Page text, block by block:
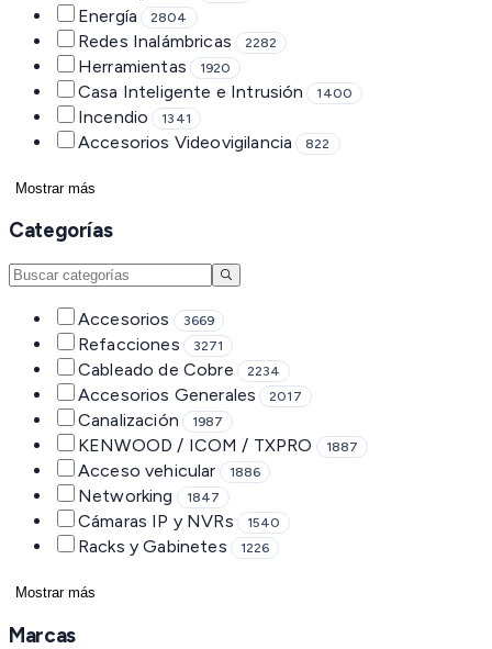
Energía 2804
Redes Inalámbricas 2282
Herramientas 1920
Casa Inteligente e Intrusión 1400
Incendio 1341
Accesorios Videovigilancia 822
Mostrar más
Categorías
Accesorios 3669
Refacciones 3271
Cableado de Cobre 2234
Accesorios Generales 2017
Canalización 1987
KENWOOD / ICOM / TXPRO 1887
Acceso vehicular 1886
Networking 1847
Cámaras IP y NVRs 1540
Racks y Gabinetes 1226
Mostrar más
Marcas